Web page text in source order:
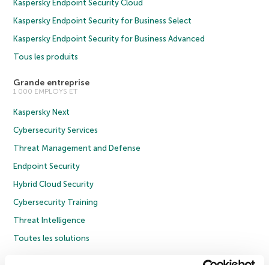
Kaspersky Endpoint Security Cloud
Kaspersky Endpoint Security for Business Select
Kaspersky Endpoint Security for Business Advanced
Tous les produits
Grande entreprise
1 000 EMPLOYS ET
Kaspersky Next
Cybersecurity Services
Threat Management and Defense
Endpoint Security
Hybrid Cloud Security
Cybersecurity Training
Threat Intelligence
Toutes les solutions